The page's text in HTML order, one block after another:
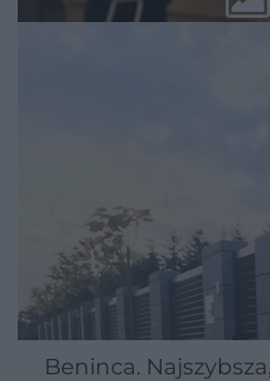
Beninca.